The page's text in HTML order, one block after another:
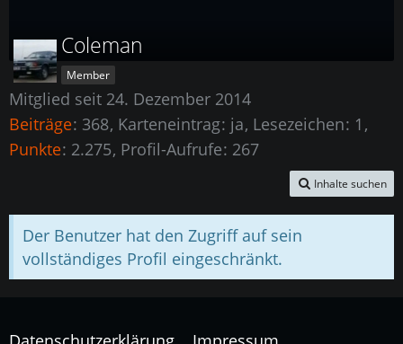
Coleman
Member
Mitglied seit 24. Dezember 2014
Beiträge 368 Karteneintrag ja Lesezeichen 1
Punkte 2.275 Profil-Aufrufe 267
Inhalte suchen
Der Benutzer hat den Zugriff auf sein
vollständiges Profil eingeschränkt.